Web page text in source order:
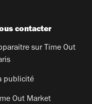
contacter
sur Time Out
publicité
Out Market